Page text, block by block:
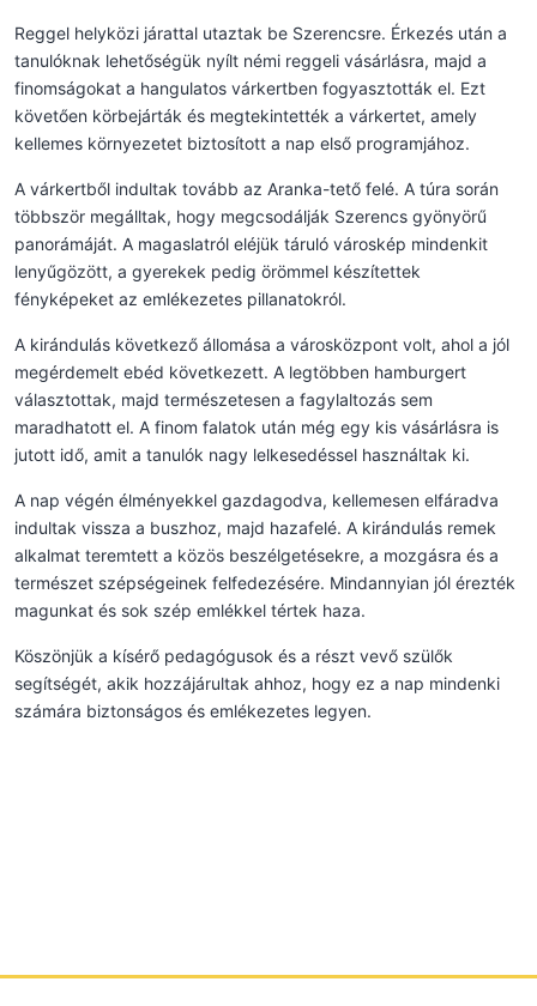
Reggel helyközi járattal utaztak be Szerencsre. Érkezés után a
tanulóknak lehetőségük nyílt némi reggeli vásárlásra, majd a
finomságokat a hangulatos várkertben fogyasztották el. Ezt
követően körbejárták és megtekintették a várkertet, amely
kellemes környezetet biztosított a nap első programjához.
A várkertből indultak tovább az Aranka-tető felé. A túra során
többször megálltak, hogy megcsodálják Szerencs gyönyörű
panorámáját. A magaslatról eléjük táruló városkép mindenkit
lenyűgözött, a gyerekek pedig örömmel készítettek
fényképeket az emlékezetes pillanatokról.
A kirándulás következő állomása a városközpont volt, ahol a jól
megérdemelt ebéd következett. A legtöbben hamburgert
választottak, majd természetesen a fagylaltozás sem
maradhatott el. A finom falatok után még egy kis vásárlásra is
jutott idő, amit a tanulók nagy lelkesedéssel használtak ki.
A nap végén élményekkel gazdagodva, kellemesen elfáradva
indultak vissza a buszhoz, majd hazafelé. A kirándulás remek
alkalmat teremtett a közös beszélgetésekre, a mozgásra és a
természet szépségeinek felfedezésére. Mindannyian jól érezték
magunkat és sok szép emlékkel tértek haza.
Köszönjük a kísérő pedagógusok és a részt vevő szülők
segítségét, akik hozzájárultak ahhoz, hogy ez a nap mindenki
számára biztonságos és emlékezetes legyen.